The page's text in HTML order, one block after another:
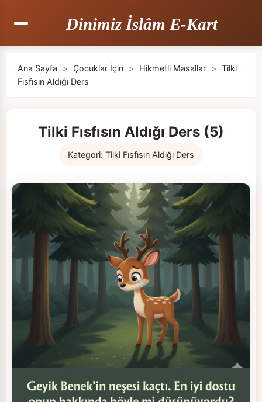
Dinimiz İslâm E-Kart
Ana Sayfa > Çocuklar İçin > Hikmetli Masallar > Tilki
Fısfısın Aldığı Ders
Tilki Fısfısın Aldığı Ders (5)
Kategori: Tilki Fısfısın Aldığı Ders